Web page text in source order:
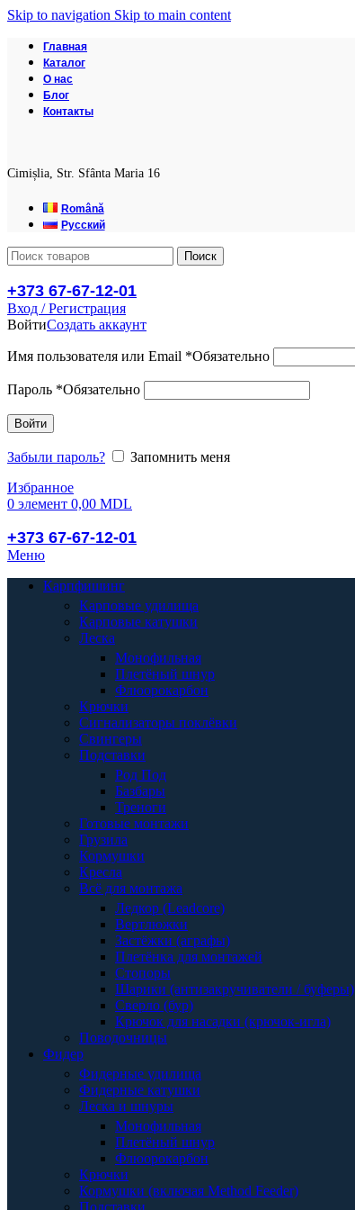
Skip to navigation Skip to main content
Главная
Каталог
О нас
Блог
Контакты
Cimișlia, Str. Sfânta Maria 16
Română
Русский
Поиск
+373 67-67-12-01
Вход / Регистрация
ВойтиСоздать аккаунт
Имя пользователя или Email *Обязательно
Пароль *Обязательно
Войти
Забыли пароль?
Запомнить меня
Избранное
0 элемент 0,00 MDL
+373 67-67-12-01
Меню
Карпфишинг
Карповые удилища
Карповые катушки
Леска
Монофильная
Плетёный шнур
Флюорокарбон
Крючки
Сигнализаторы поклёвки
Свингеры
Подставки
Род Под
Базбары
Треноги
Готовые монтажи
Грузила
Кормушки
Кресла
Всё для монтажа
Ледкор (Leadcore)
Вертлюжки
Застёжки (аграфы)
Плетёнка для монтажей
Стопоры
Шарики (антизакручиватели / буферы)
Сверло (бур)
Крючок для насадки (крючок-игла)
Поводочницы
Фидер
Фидерные удилища
Фидерные катушки
Леска и шнуры
Монофильная
Плетёный шнур
Флюорокарбон
Крючки
Кормушки (включая Method Feeder)
Подставки